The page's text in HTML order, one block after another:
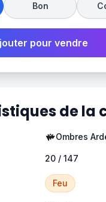
Bon
pour vendre
de la
Ombres
20 / 147
Feu